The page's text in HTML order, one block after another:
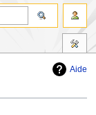
Aide